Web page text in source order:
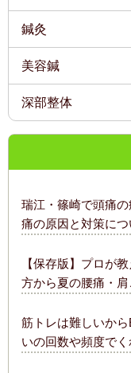
鍼灸
美容鍼
深部整体
瑞江・篠崎で頭痛
痛の原因と対策につ
【保存版】プロが
方から夏の腰痛・
筋トレは難しいか
いの回数や頻度でく